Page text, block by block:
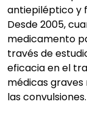
antiepiléptico y
Desde 2005,
medicamento
través de
eficacia en el
médicas
las convulsiones.